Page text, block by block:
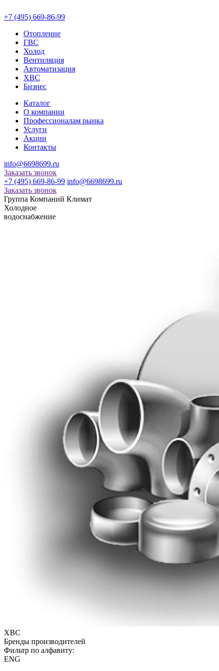
+7 (495) 669-86-99
Отопление
ГВС
Холод
Вентиляция
Автоматизация
ХВС
Бизнес
Каталог
О компании
Профессионалам рынка
Услуги
Акции
Контакты
info@6698699.ru
Заказать звонок
+7 (495) 669-86-99 info@6698699.ru
Заказать звонок
Группа Компаний Климат
Холодное
водоснабжение
ХВС
Бренды производителей
Фильтр по алфавиту:
ENG